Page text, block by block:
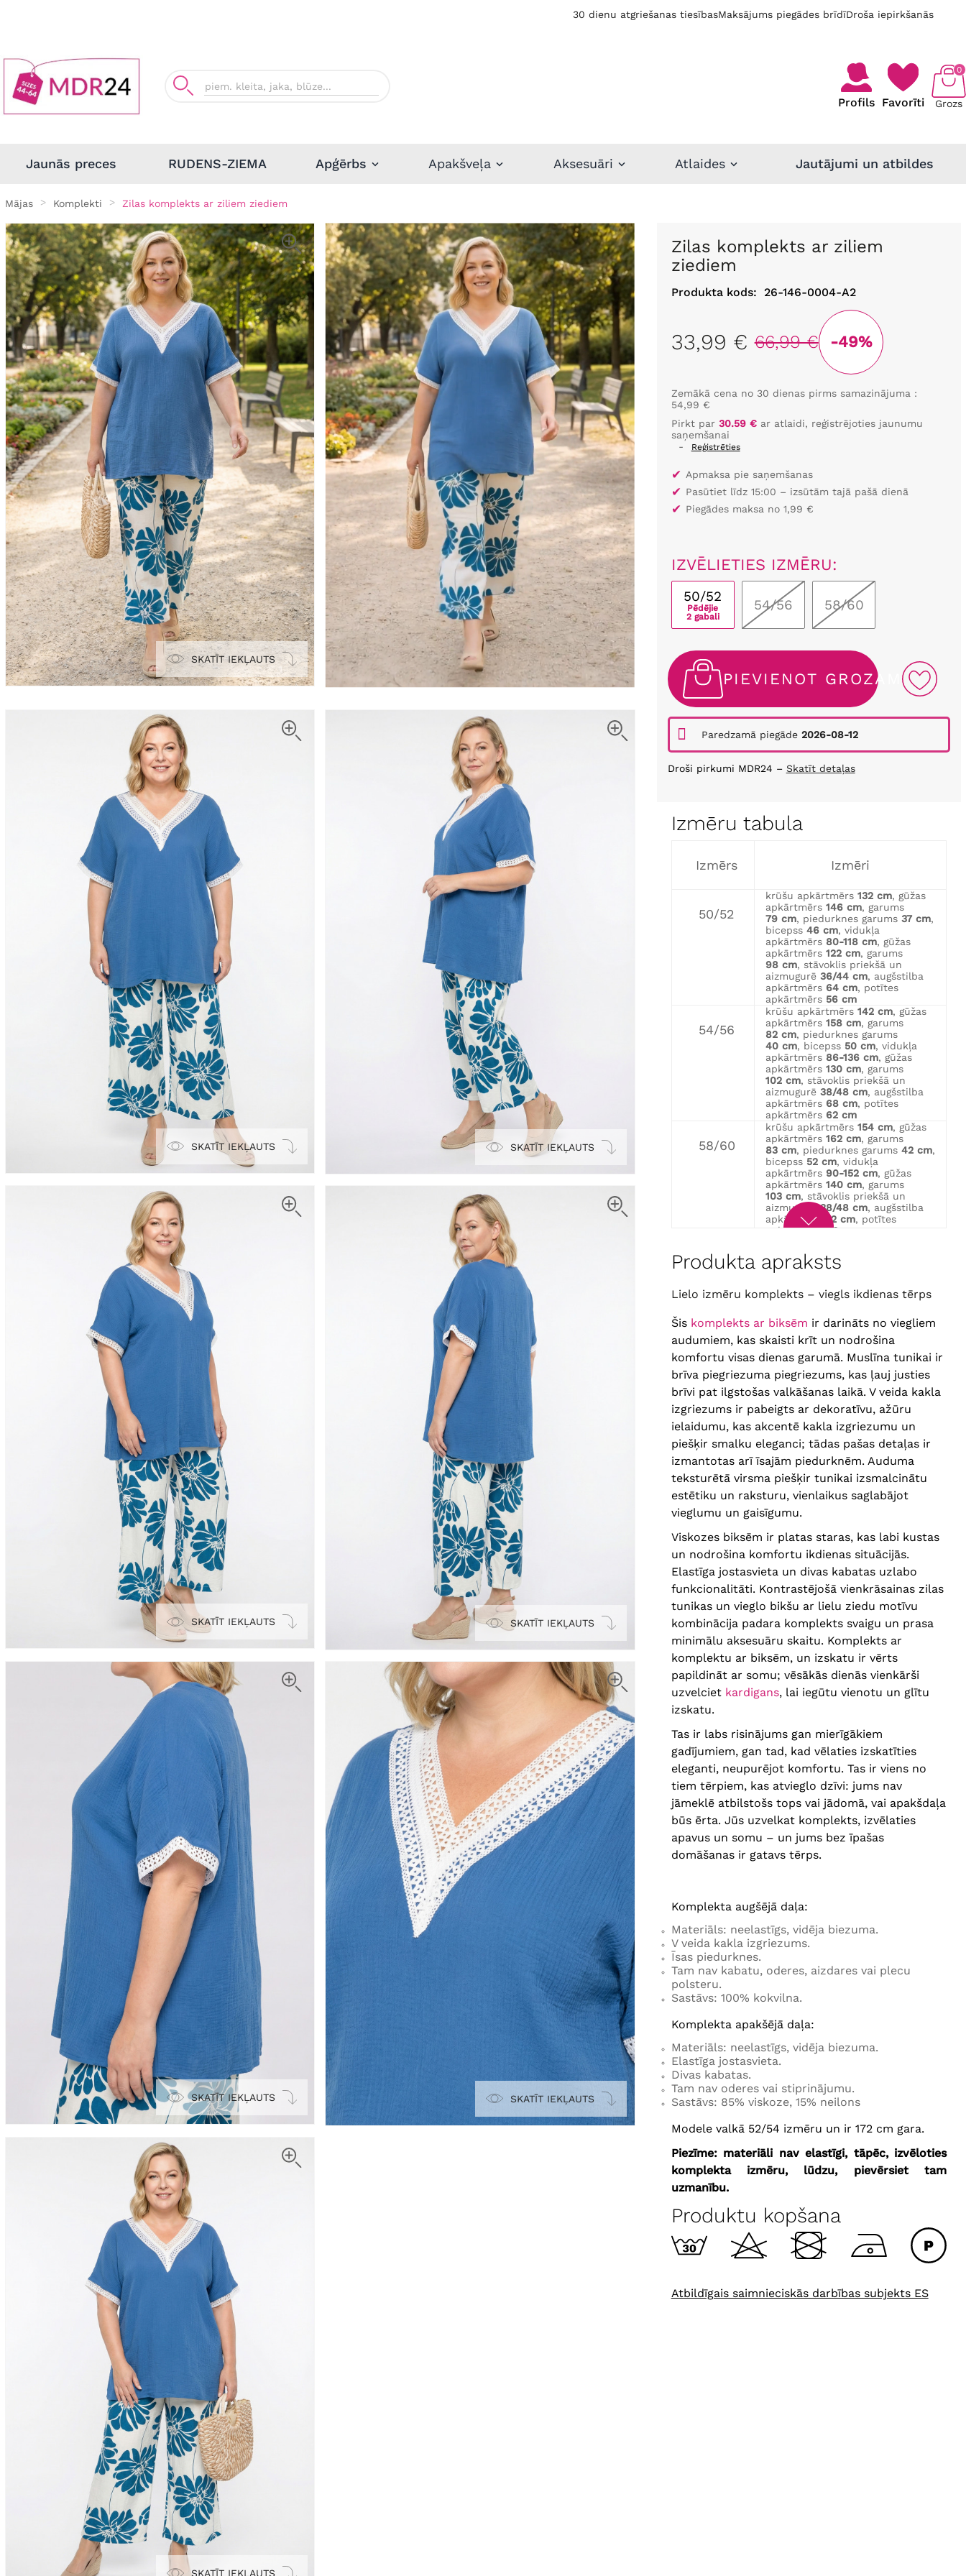
30 dienu atgriešanas tiesībasMaksājums piegādes brīdīDroša iepirkšanās
Profils Favorīti Grozs
0
Jaunās preces RUDENS-ZIEMA Apģērbs Apakšveļa Aksesuāri Atlaides Jautājumi un atbildes
Mājas Komplekti Zilas komplekts ar ziliem ziediem
SKATĪT IEKĻAUTS
SKATĪT IEKĻAUTS SKATĪT IEKĻAUTS
SKATĪT IEKĻAUTS SKATĪT IEKĻAUTS
SKATĪT IEKĻAUTS SKATĪT IEKĻAUTS
SKATĪT IEKĻAUTS
Zilas komplekts ar ziliem
ziediem
Produkta kods: 26-146-0004-A2
33,99 € 66,99 € -49%
Zemākā cena no 30 dienas pirms samazinājuma :
54,99 €
Pirkt par 30.59 €ar atlaidi, reģistrējoties jaunumu
saņemšanai
-
Reģistrēties
✔ Apmaksa pie saņemšanas
✔ Pasūtiet līdz 15:00 – izsūtām tajā pašā dienā
✔ Piegādes maksa no 1,99 €
IZVĒLIETIES IZMĒRU:
50/52
Pēdējie
2 gabali
54/56 58/60
PIEVIENOT GROZAM
Paredzamā piegāde 2026-08-12
Droši pirkumi MDR24 – Skatīt detaļas
Izmēru tabula
Izmērs Izmēri
50/52
krūšu apkārtmērs 132 cm, gūžas
apkārtmērs 146 cm, garums
79 cm, piedurknes garums 37 cm,
bicepss 46 cm, vidukļa
apkārtmērs 80-118 cm, gūžas
apkārtmērs 122 cm, garums
98 cm, stāvoklis priekšā un
aizmugurē 36/44 cm, augšstilba
apkārtmērs 64 cm, potītes
apkārtmērs 56 cm
54/56
krūšu apkārtmērs 142 cm, gūžas
apkārtmērs 158 cm, garums
82 cm, piedurknes garums
40 cm, bicepss 50 cm, vidukļa
apkārtmērs 86-136 cm, gūžas
apkārtmērs 130 cm, garums
102 cm, stāvoklis priekšā un
aizmugurē 38/48 cm, augšstilba
apkārtmērs 68 cm, potītes
apkārtmērs 62 cm
58/60
krūšu apkārtmērs 154 cm, gūžas
apkārtmērs 162 cm, garums
83 cm, piedurknes garums 42 cm,
bicepss 52 cm, vidukļa
apkārtmērs 90-152 cm, gūžas
apkārtmērs 140 cm, garums
103 cm, stāvoklis priekšā un
aizmugurē
38/48 cm, augšstilba
apkārtmērs
72 cm, potītes
apkārtmērs 68 cm
Produkta apraksts
Lielo izmēru komplekts – viegls ikdienas tērps
Šis komplekts ar biksēm ir darināts no viegliem
audumiem, kas skaisti krīt un nodrošina
komfortu visas dienas garumā. Muslīna tunikai ir
brīva piegriezuma piegriezums, kas ļauj justies
brīvi pat ilgstošas ​​valkāšanas laikā. V veida kakla
izgriezums ir pabeigts ar dekoratīvu, ažūru
ielaidumu, kas akcentē kakla izgriezumu un
piešķir smalku eleganci; tādas pašas detaļas ir
izmantotas arī īsajām piedurknēm. Auduma
teksturētā virsma piešķir tunikai izsmalcinātu
estētiku un raksturu, vienlaikus saglabājot
vieglumu un gaisīgumu.
Viskozes biksēm ir platas staras, kas labi kustas
un nodrošina komfortu ikdienas situācijās.
Elastīga jostasvieta un divas kabatas uzlabo
funkcionalitāti. Kontrastējošā vienkrāsainas zilas
tunikas un vieglo bikšu ar lielu ziedu motīvu
kombinācija padara komplekts svaigu un prasa
minimālu aksesuāru skaitu. Komplekts ar
komplektu ar biksēm, un izskatu ir vērts
papildināt ar somu; vēsākās dienās vienkārši
uzvelciet kardigans, lai iegūtu vienotu un glītu
izskatu.
Tas ir labs risinājums gan mierīgākiem
gadījumiem, gan tad, kad vēlaties izskatīties
eleganti, neupurējot komfortu. Tas ir viens no
tiem tērpiem, kas atvieglo dzīvi: jums nav
jāmeklē atbilstošs tops vai jādomā, vai apakšdaļa
būs ērta. Jūs uzvelkat komplekts, izvēlaties
apavus un somu – un jums bez īpašas
domāšanas ir gatavs tērps.
Komplekta augšējā daļa:
Materiāls: neelastīgs, vidēja biezuma.
V veida kakla izgriezums.
Īsas piedurknes.
Tam nav kabatu, oderes, aizdares vai plecu
polsteru.
Sastāvs: 100% kokvilna.
Komplekta apakšējā daļa:
Materiāls: neelastīgs, vidēja biezuma.
Elastīga jostasvieta.
Divas kabatas.
Tam nav oderes vai stiprinājumu.
Sastāvs: 85% viskoze, 15% neilons
Modele valkā 52/54 izmēru un ir 172 cm gara.
Piezīme: materiāli nav elastīgi, tāpēc, izvēloties
komplekta izmēru, lūdzu, pievērsiet tam
uzmanību.
Produktu kopšana
Atbildīgais saimnieciskās darbības subjekts ES